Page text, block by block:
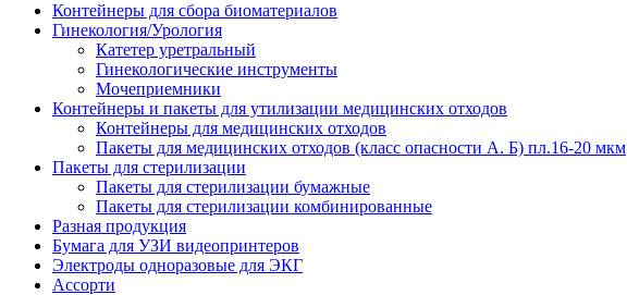
Контейнеры для сбора биоматериалов
Гинекология/Урология
Катетер уретральный
Гинекологические инструменты
Мочеприемники
Контейнеры и пакеты для утилизации медицинских отходов
Контейнеры для медицинских отходов
Пакеты для медицинских отходов (класс опасности А. Б) пл.16-20 мкм
Пакеты для стерилизации
Пакеты для стерилизации бумажные
Пакеты для стерилизации комбинированные
Разная продукция
Бумага для УЗИ видеопринтеров
Электроды одноразовые для ЭКГ
Ассорти